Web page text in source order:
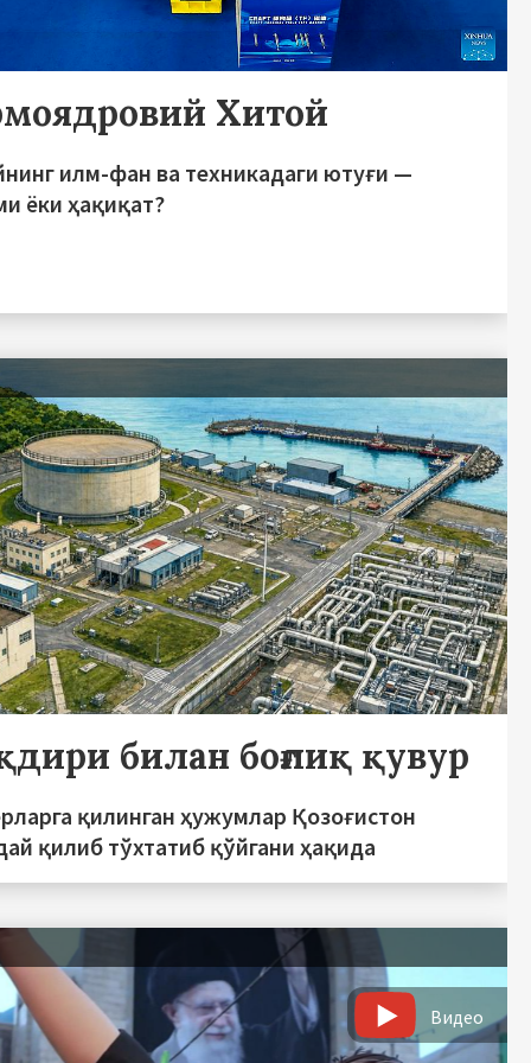
Хитой
илм-фан ва техникадаги ютуғи —
ёки ҳақиқат?
билан боғлиқ қувур
қилинган ҳужумлар Қозоғистон
қилиб тўхтатиб қўйгани ҳақида
Видео